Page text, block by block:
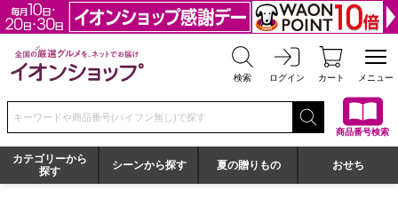
全国の厳選グルメを、ネットでお届け イオンショップ
検索 ログイン カート メニュー
検索キーワードまたは商品番号を入力してください
商品番号検索
カテゴリーから
探す
シーンから探す 夏の贈りもの おせち